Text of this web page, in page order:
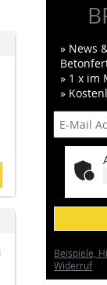
» News
» 1 x im
»
Beispiele,
Widerruf